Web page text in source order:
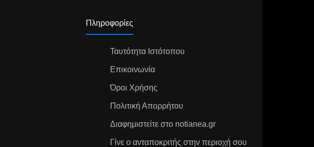
Πληροφορίες
Ταυτότητα Ιστότοπου
Επικοινωνία
Όροι Χρήσης
Πολιτική Απορρήτου
Διαφημιστείτε στο notianea.gr
Γίνε ο ανταποκριτής στην περιοχή σου